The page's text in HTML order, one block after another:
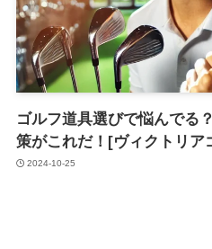
ゴルフ道具選びで悩んでる
策がこれだ！[ヴィクトリア
2024-10-25